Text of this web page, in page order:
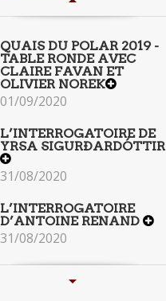
QUAIS DU POLAR 2019 -
TABLE RONDE AVEC
CLAIRE FAVAN ET
OLIVIER NOREK
01/09/2020
L’INTERROGATOIRE DE
YRSA SIGURÐARDÓTTIR
31/08/2020
L’INTERROGATOIRE
D’ANTOINE RENAND
31/08/2020